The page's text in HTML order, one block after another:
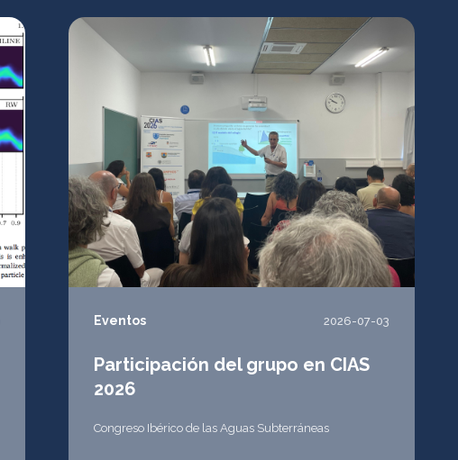
Eventos 2026-07-03
Participación del grupo en CIAS
2026
Congreso Ibérico de las Aguas Subterráneas